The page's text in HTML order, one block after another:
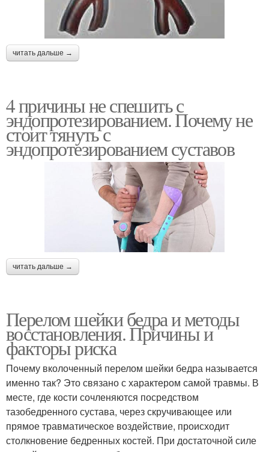
читать дальше →
4 причины не спешить с
эндопротезированием. Почему не
стоит тянуть с
эндопротезированием суставов
читать дальше →
Перелом шейки бедра и методы
восстановления. Причины и
факторы риска
Почему вколоченный перелом шейки бедра называется
именно так? Это связано с характером самой травмы. В
месте, где кости сочленяются посредством
тазобедренного сустава, через скручивающее или
прямое травматическое воздействие, происходит
столкновение бедренных костей. При достаточной силе